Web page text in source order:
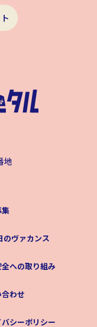
地
のヴァカンス
への取り組み
わせ
シーポリシー